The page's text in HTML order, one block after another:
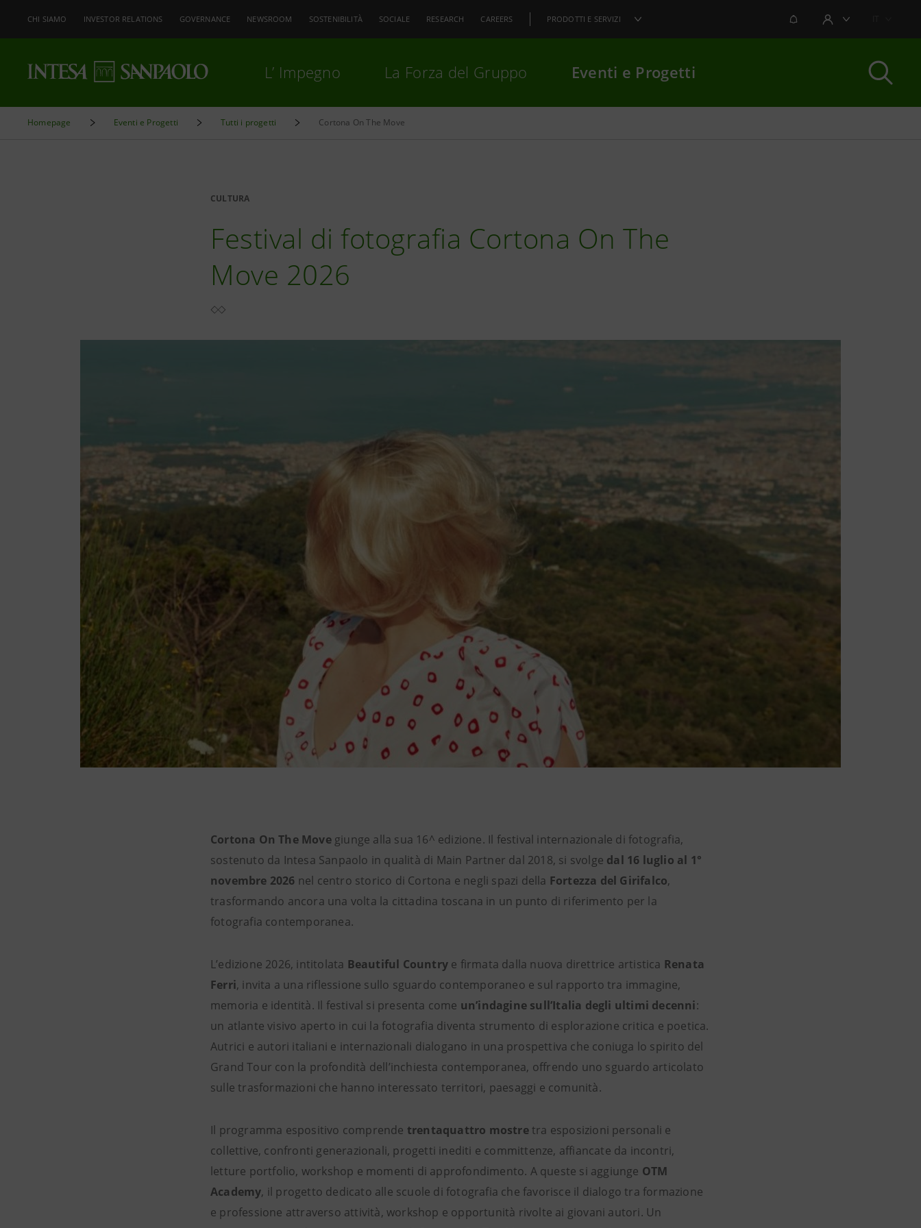
CHI SIAMO INVESTOR RELATIONS GOVERNANCE NEWSROOM SOSTENIBILITÀ SOCIALE RESEARCH CAREERS PRODOTTI E SERVIZI NOTIFICHEAREA UTENTE
L’ Impegno La Forza del Gruppo Eventi e Progetti
Homepage Eventi e Progetti Tutti i progetti Cortona On The Move
CULTURA
Festival di fotografia Cortona On The
Move 2026
Cortona On The Movegiunge alla sua 16^ edizione. Il festival internazionale di fotografia,
sostenuto da Intesa Sanpaolo in qualità di Main Partner dal 2018, si svolge dal 16 luglio al 1°
novembre 2026 nel centro storico di Cortona e negli spazi della Fortezza del Girifalco,
trasformando ancora una volta la cittadina toscana in un punto di riferimento per la
fotografia contemporanea.
L’edizione 2026, intitolata Beautiful Country e firmata dalla nuova direttrice artistica Renata
Ferri, invita a una riflessione sullo sguardo contemporaneo e sul rapporto tra immagine,
memoria e identità. Il festival si presenta come un’indagine sull’Italia degli ultimi decenni:
un atlante visivo aperto in cui la fotografia diventa strumento di esplorazione critica e poetica.
Autrici e autori italiani e internazionali dialogano in una prospettiva che coniuga lo spirito del
Grand Tour con la profondità dell’inchiesta contemporanea, offrendo uno sguardo articolato
sulle trasformazioni che hanno interessato territori, paesaggi e comunità.
Il programma espositivo comprende trentaquattro mostretra esposizioni personali e
collettive, confronti generazionali, progetti inediti e committenze, affiancate da incontri,
letture portfolio, workshop e momenti di approfondimento. A queste si aggiunge OTM
Academy, il progetto dedicato alle scuole di fotografia che favorisce il dialogo tra formazione
e professione attraverso attività, workshop e opportunità rivolte ai giovani autori. Un